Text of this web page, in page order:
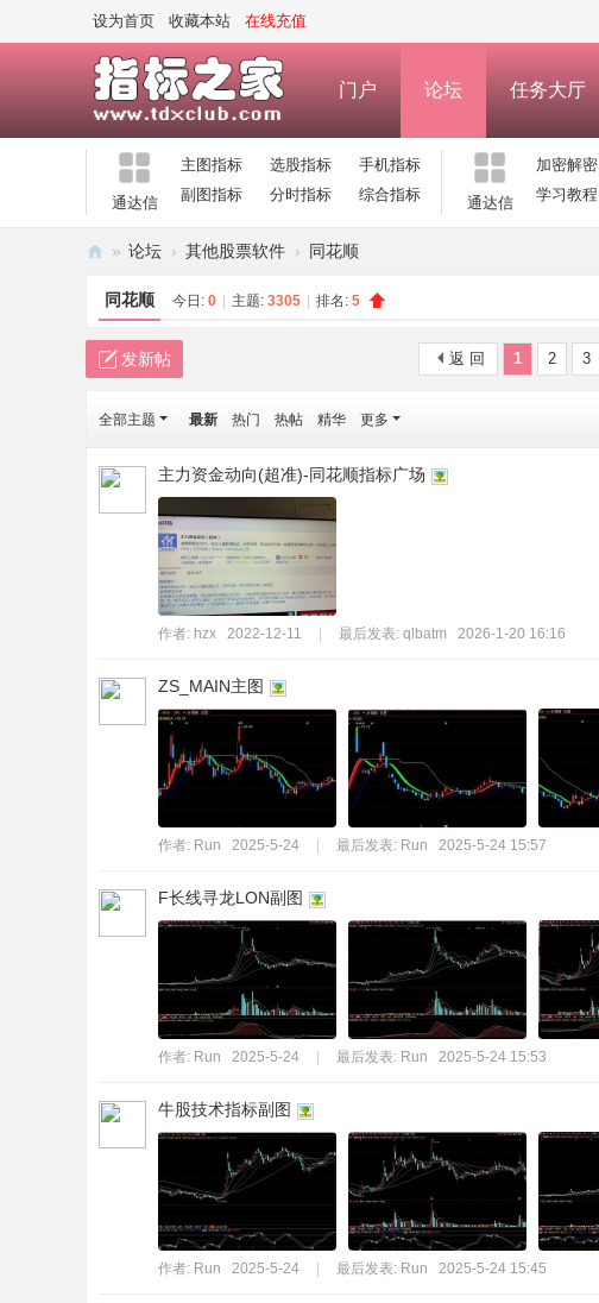
设为首页 收藏本站 在线充值
门户 论坛 任务大厅
通达信
主图指标 选股指标
手机指标
副图指标
分时指标 综合指标 通达信
加密解密
学习教程
标
之
—
式
码
指
标
» 论坛 › 其他股票软件 › 同花顺
同花顺 今日: 0 主题: 3305 排名: 5
1 2 3
返 回
发新帖
全部主题 最新 热门 热帖 精华 更多
主力资金动向(超准)-同花顺指标广场
作者: hzx 2022-12-11 最后发表: qlbatm 2026-1-20 16:16
ZS_MAIN主图
作者: Run 2025-5-24 最后发表: Run 2025-5-24 15:57
F长线寻龙LON副图
作者: Run 2025-5-24 最后发表: Run 2025-5-24 15:53
牛股技术指标副图
作者: Run 2025-5-24 最后发表: Run 2025-5-24 15:45